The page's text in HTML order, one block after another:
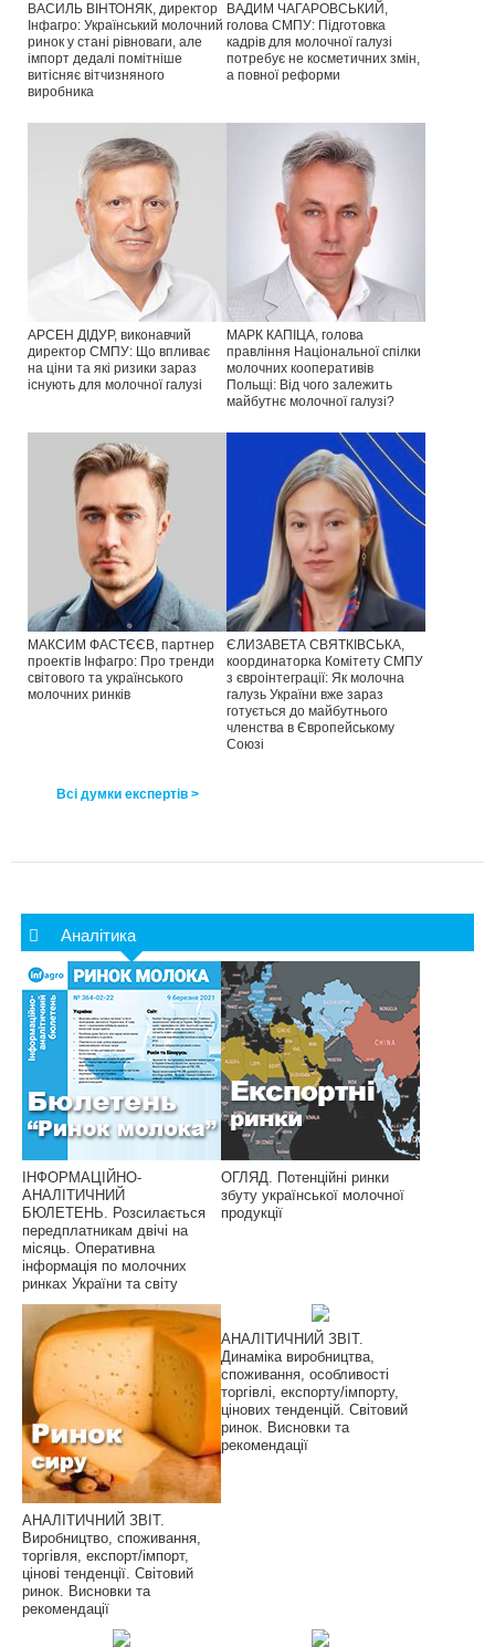
ВАСИЛЬ ВІНТОНЯК, директор
Інфагро: Український молочний
ринок у стані рівноваги, але
імпорт дедалі помітніше
витісняє вітчизняного
виробника
ВАДИМ ЧАГАРОВСЬКИЙ,
голова СМПУ: Підготовка
кадрів для молочної галузі
потребує не косметичних змін,
а повної реформи
АРСЕН ДІДУР, виконавчий
директор СМПУ: Що впливає
на ціни та які ризики зараз
існують для молочної галузі
МАРК КАПІЦА, голова
правління Національної спілки
молочних кооперативів
Польщі: Від чого залежить
майбутнє молочної галузі?
МАКСИМ ФАСТЄЄВ, партнер
проектів Інфагро: Про тренди
світового та українського
молочних ринків
ЄЛИЗАВЕТА СВЯТКІВСЬКА,
координаторка Комітету СМПУ
з євроінтеграції: Як молочна
галузь України вже зараз
готується до майбутнього
членства в Європейському
Союзі
Всі думки експертів >
Аналітика
ІНФОРМАЦІЙНО-
АНАЛІТИЧНИЙ
БЮЛЕТЕНЬ. Розсилається
передплатникам двічі на
місяць. Оперативна
інформація по молочних
ринках України та світу
ОГЛЯД. Потенційні ринки
збуту української молочної
продукції
АНАЛІТИЧНИЙ ЗВІТ.
Виробництво, споживання,
торгівля, експорт/імпорт,
цінові тенденції. Світовий
ринок. Висновки та
рекомендації
АНАЛІТИЧНИЙ ЗВІТ.
Динаміка виробництва,
споживання, особливості
торгівлі, експорту/імпорту,
цінових тенденцій. Світовий
ринок. Висновки та
рекомендації